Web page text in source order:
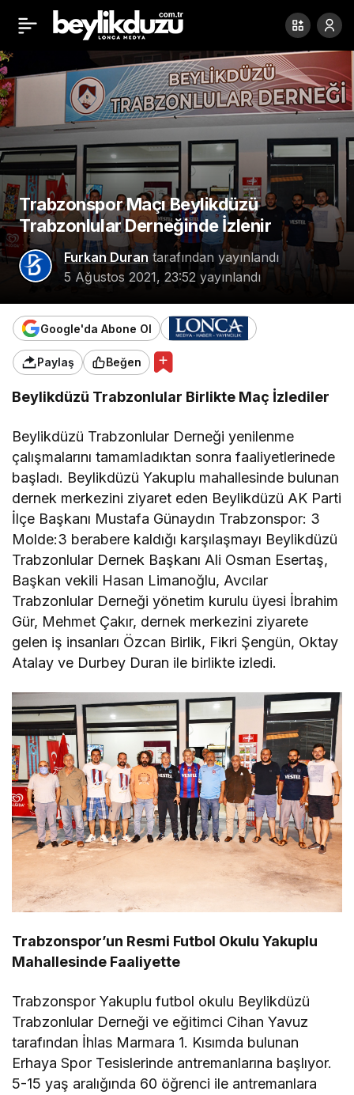
Trabzonspor Maçı Beylikdüzü
Trabzonlular Derneğinde İzlenir
Furkan Duran tarafından yayınlandı
5 Ağustos 2021, 23:52 yayınlandı
Google'da Abone Ol
Paylaş Beğen
Beylikdüzü Trabzonlular Birlikte Maç İzlediler
Beylikdüzü Trabzonlular Derneği yenilenme
çalışmalarını tamamladıktan sonra faaliyetlerinede
başladı. Beylikdüzü Yakuplu mahallesinde bulunan
dernek merkezini ziyaret eden Beylikdüzü AK Parti
İlçe Başkanı Mustafa Günaydın Trabzonspor: 3
Molde:3 berabere kaldığı karşılaşmayı Beylikdüzü
Trabzonlular Dernek Başkanı Ali Osman Esertaş,
Başkan vekili Hasan Limanoğlu, Avcılar
Trabzonlular Derneği yönetim kurulu üyesi İbrahim
Gür, Mehmet Çakır, dernek merkezini ziyarete
gelen iş insanları Özcan Birlik, Fikri Şengün, Oktay
Atalay ve Durbey Duran ile birlikte izledi.
Trabzonspor’un Resmi Futbol Okulu Yakuplu
Mahallesinde Faaliyette
Trabzonspor Yakuplu futbol okulu Beylikdüzü
Trabzonlular Derneği ve eğitimci Cihan Yavuz
tarafından İhlas Marmara 1. Kısımda bulunan
Erhaya Spor Tesislerinde antremanlarına başlıyor.
5-15 yaş aralığında 60 öğrenci ile antremanlara
Sigma Modüler Yapı
Showroom Açılışı
Paylaş